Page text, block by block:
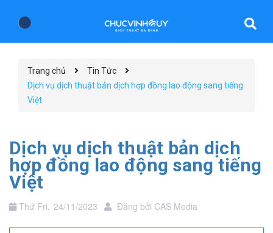
Trang chủ
Tin Tức
Dịch vụ dịch thuật bản dịch hợp đồng lao động sang tiếng
Việt
Dịch vụ dịch thuật bản dịch
hợp đồng lao động sang tiếng
Việt
Thứ Fri, 24/11/2023 Đăng bởi CAS Media